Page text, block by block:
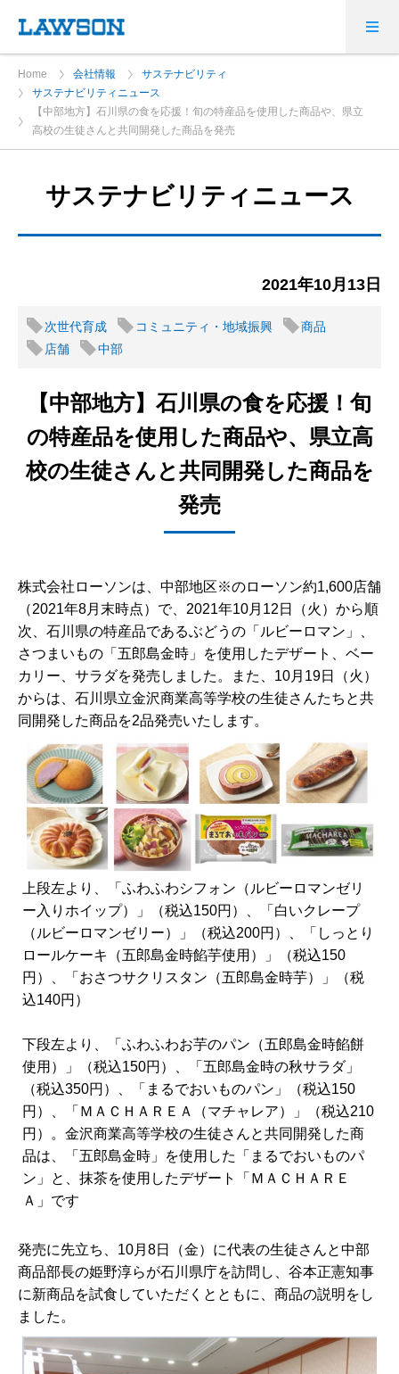
Home 会社情報
サステナビリティ
サステナビリティニュース
【中部地方】石川県の食を応援！旬の特産品を使用した商品や、県立
高校の生徒さんと共同開発した商品を発売
サステナビリティニュース
2021年10月13日
次世代育成 コミュニティ・地域振興
商品
店舗
中部
【中部地方】石川県の食を応援！旬
の特産品を使用した商品や、県立高
校の生徒さんと共同開発した商品を
発売
株式会社ローソンは、中部地区※のローソン約1,600店舗
（2021年8月末時点）で、2021年10月12日（火）から順
次、石川県の特産品であるぶどうの「ルビーロマン」、
さつまいもの「五郎島金時」を使用したデザート、ベー
カリー、サラダを発売しました。また、10月19日（火）
からは、石川県立金沢商業高等学校の生徒さんたちと共
同開発した商品を2品発売いたします。
上段左より、「ふわふわシフォン（ルビーロマンゼリ
ー入りホイップ）」（税込150円）、「白いクレープ
（ルビーロマンゼリー）」（税込200円）、「しっとり
ロールケーキ（五郎島金時餡芋使用）」（税込150
円）、「おさつサクリスタン（五郎島金時芋）」（税
込140円）
下段左より、「ふわふわお芋のパン（五郎島金時餡餅
使用）」（税込150円）、「五郎島金時の秋サラダ」
（税込350円）、「まるでおいものパン」（税込150
円）、「ＭＡＣＨＡＲＥＡ（マチャレア）」（税込210
円）。金沢商業高等学校の生徒さんと共同開発した商
品は、「五郎島金時」を使用した「まるでおいものパ
ン」と、抹茶を使用したデザート「ＭＡＣＨＡＲＥ
Ａ」です
発売に先立ち、10月8日（金）に代表の生徒さんと中部
商品部長の姫野淳らが石川県庁を訪問し、谷本正憲知事
に新商品を試食していただくとともに、商品の説明をし
ました。